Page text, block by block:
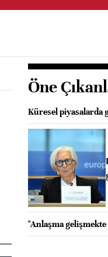
Öne
Küresel piyasalarda
"Anlaşma gelişmekte